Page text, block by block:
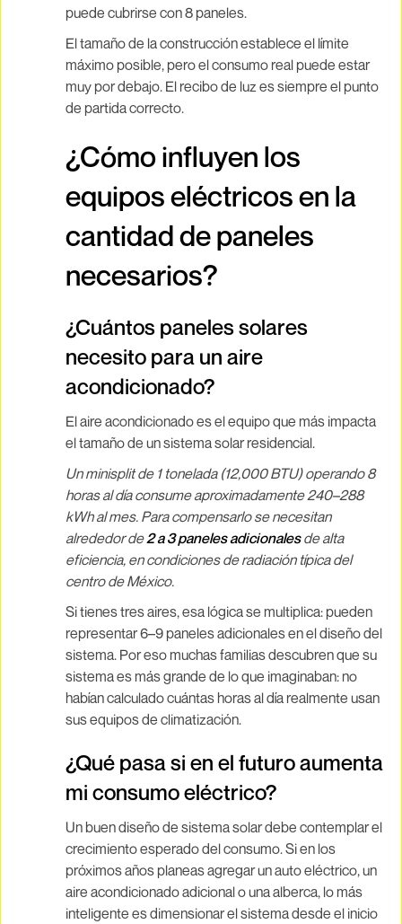
puede cubrirse con 8 paneles.
El tamaño de la construcción establece el límite
máximo posible, pero el consumo real puede estar
muy por debajo. El recibo de luz es siempre el punto
de partida correcto.
¿Cómo influyen los
equipos eléctricos en la
cantidad de paneles
necesarios?
¿Cuántos paneles solares
necesito para un aire
acondicionado?
El aire acondicionado es el equipo que más impacta
el tamaño de un sistema solar residencial.
Un minisplit de 1 tonelada (12,000 BTU) operando 8
horas al día consume aproximadamente 240–288
kWh al mes. Para compensarlo se necesitan
alrededor de2 a 3 paneles adicionalesde alta
eficiencia, en condiciones de radiación típica del
centro de México.
Si tienes tres aires, esa lógica se multiplica: pueden
representar 6–9 paneles adicionales en el diseño del
sistema. Por eso muchas familias descubren que su
sistema es más grande de lo que imaginaban: no
habían calculado cuántas horas al día realmente usan
sus equipos de climatización.
¿Qué pasa si en el futuro aumenta
mi consumo eléctrico?
Un buen diseño de sistema solar debe contemplar el
crecimiento esperado del consumo. Si en los
próximos años planeas agregar un auto eléctrico, un
aire acondicionado adicional o una alberca, lo más
inteligente es dimensionar el sistema desde el inicio